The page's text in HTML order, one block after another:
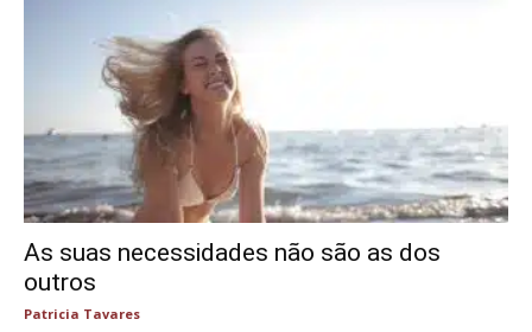
As suas necessidades não são as dos
outros
Patricia Tavares